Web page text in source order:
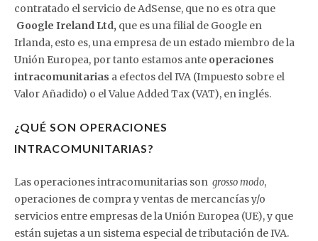
contratado el servicio de AdSense, que no es otra que
Google Ireland Ltd, que es una filial de Google en
Irlanda, esto es, una empresa de un estado miembro de la
Unión Europea, por tanto estamos ante operaciones
intracomunitarias a efectos del IVA (Impuesto sobre el
Valor Añadido) o el Value Added Tax (VAT), en inglés.
¿QUÉ SON OPERACIONES
INTRACOMUNITARIAS?
Las operaciones intracomunitarias son grosso modo,
operaciones de compra y ventas de mercancías y/o
servicios entre empresas de la Unión Europea (UE), y que
están sujetas a un sistema especial de tributación de IVA.